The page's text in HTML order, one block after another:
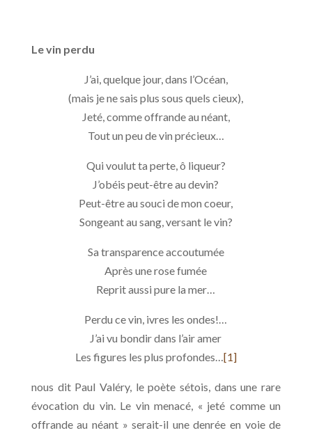
Le vin perdu
J’ai, quelque jour, dans l’Océan,
(mais je ne sais plus sous quels cieux),
Jeté, comme offrande au néant,
Tout un peu de vin précieux…
Qui voulut ta perte, ô liqueur?
J’obéis peut-être au devin?
Peut-être au souci de mon coeur,
Songeant au sang, versant le vin?
Sa transparence accoutumée
Après une rose fumée
Reprit aussi pure la mer…
Perdu ce vin, ivres les ondes!…
J’ai vu bondir dans l’air amer
Les figures les plus profondes… [1]
nous dit Paul Valéry, le poète sétois, dans une rare
évocation du vin. Le vin menacé, « jeté comme un
offrande au néant » serait-il une denrée en voie de